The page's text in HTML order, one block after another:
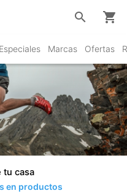
Especiales Marcas Ofertas
search shopping_cart
tu casa
en productos